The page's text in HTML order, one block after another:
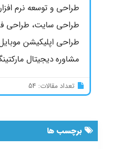
برچسب ها
طراحی و توسعه نرم
طراحی سایت، طراحی
طراحی اپلیکیشن
مشاوره دیجیتال
تعداد مقالات: 54